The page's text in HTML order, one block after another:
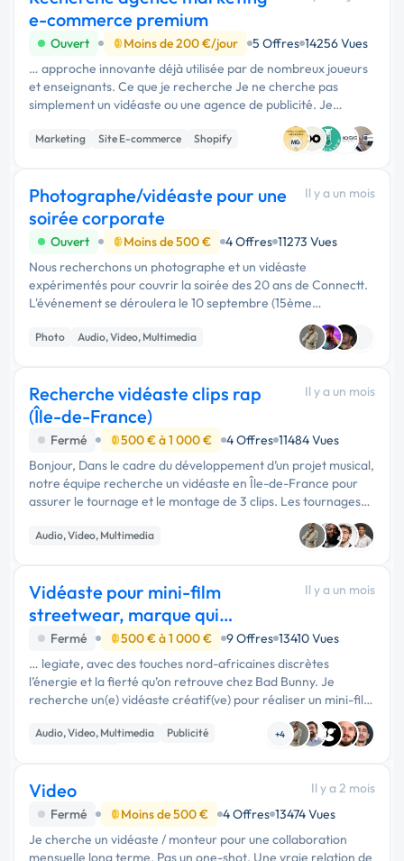
e-commerce premium
Ouvert Moins de 200 €/jour 5 Offres 14256 Vues
… approche innovante déjà utilisée par de nombreux joueurs
et enseignants. Ce que je recherche Je ne cherche pas
simplement un vidéaste ou une agence de publicité. Je
recherche un véritable partenaire capable de concevoir un
système marketing …
Marketing Site E-commerce Shopify
Photographe/vidéaste pour une
soirée corporate
Il y a un mois
Ouvert Moins de 500 € 4 Offres 11273 Vues
Nous recherchons un photographe et un vidéaste
expérimentés pour couvrir la soirée des 20 ans de Connectt.
L'événement se déroulera le 10 septembre (15ème
arrondissement, Paris) dans une ambiance élégante et
festive, avec une scénographie …
Photo Audio, Video, Multimedia
Recherche vidéaste clips rap
(Île-de-France)
Il y a un mois
Fermé 500 € à 1 000 € 4 Offres 11484 Vues
Bonjour, Dans le cadre du développement d’un projet musical,
notre équipe recherche un vidéaste en Île-de-France pour
assurer le tournage et le montage de 3 clips. Les tournages
sont relativement simples (3 à 4 heures par clip), avec une
direction …
Audio, Video, Multimedia
Vidéaste pour mini-film
streetwear, marque qui
démarre, budget limité
Il y a un mois
Fermé 500 € à 1 000 € 9 Offres 13410 Vues
… legiate, avec des touches nord-africaines discrètes
l’énergie et la fierté qu’on retrouve chez Bad Bunny. Je
recherche un(e) vidéaste créatif(ve) pour réaliser un mini-film
de présentation de la marque (1min30 à 2min), tourné à Paris,
avec voix …
Audio, Video, Multimedia
Publicité
+4
Video
Il y a 2 mois
Fermé
Moins de 500 € 4 Offres 13474 Vues
Je cherche un vidéaste / monteur pour une collaboration
mensuelle long terme. Pas un one-shot. Une vraie relation de